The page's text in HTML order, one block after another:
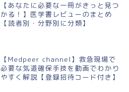
【あなたに必要な一冊がきっと見つ
かる！】医学書レビューのまとめ
【読者別・分野別に分類】
【Medpeer channel】救急現場で
必要な気道確保手技を動画でわかり
やすく解説【登録招待コード付き】